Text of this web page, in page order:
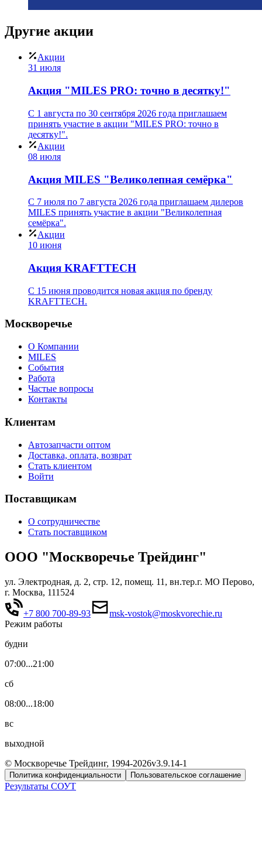
Другие акции
Акции
31 июля
Акция "MILES PRO: точно в десятку!"
С 1 августа по 30 сентября 2026 года приглашаем
принять участие в акции "MILES PRO: точно в
десятку!".
Акции
08 июля
Акция MILES "Великолепная семёрка"
С 7 июля по 7 августа 2026 года приглашаем дилеров
MILES принять участие в акции "Великолепная
семёрка".
Акции
10 июня
Акция KRAFTTECH
C 15 июня проводится новая акция по бренду
KRAFTTECH.
Москворечье
О Компании
MILES
События
Работа
Частые вопросы
Контакты
Клиентам
Автозапчасти оптом
Доставка, оплата, возврат
Стать клиентом
Войти
Поставщикам
О сотрудничестве
Стать поставщиком
ООО "Москворечье Трейдинг"
ул. Электродная, д. 2, стр. 12, помещ. 11, вн.тер.г. МО Перово,
г. Москва, 111524
+7 800 700-89-93
msk-vostok@moskvorechie.ru
Режим работы
будни
07:00...21:00
сб
08:00...18:00
вс
выходной
© Москворечье Трейдинг, 1994-2026v3.9.14-1
Политика конфиденциальности Пользовательское соглашение
Результаты СОУТ